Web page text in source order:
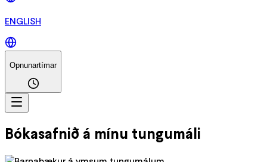
ENGLISH
Opnunartímar
Bókasafnið á mínu tungumáli